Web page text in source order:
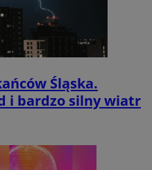
Śląska.
i bardzo silny wiatr